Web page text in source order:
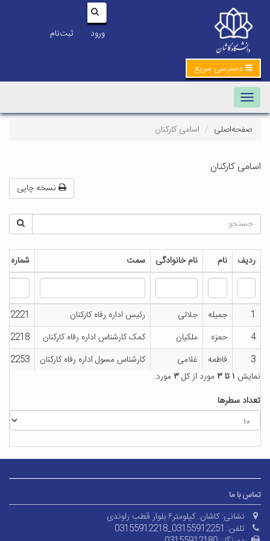
ورود | ثبت‌نام
دسترسی سریع
Toggle navigation
صفحه‌اصلی اسامی کارکنان
اسامی کارکنان
نسخه چاپی
ردیف نام نام خانوادگی سمت شماره
1 جمیله جلالی رئیس اداره رفاه کارکنان
4
حمزه ملکیان کمک کارشناس اداره رفاه کارکنان
3
فاطمه غلامی کارشناس مسول اداره رفاه کارکنان
نمایش ۱ تا ۳ مورد از کل۳مورد.
تعداد سطرها
تماس با ما
نشانی: کاشان. کیلومتر۶ بلوار قطب راوندی
تلفن: 03155912218_03155912251